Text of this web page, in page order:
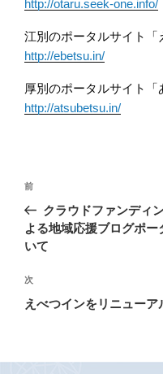
http://otaru.seek-one.info/
江別のポータルサイト「
http://ebetsu.in/
厚別のポータルサイト「
http://atsubetsu.in/
投
稿
ナ
ビ
ー
シ
ン
前
の
投
稿
前
クラウドファンディ
よる地域応援ブログポ
いて
次
の
次
えべつインをリニューア